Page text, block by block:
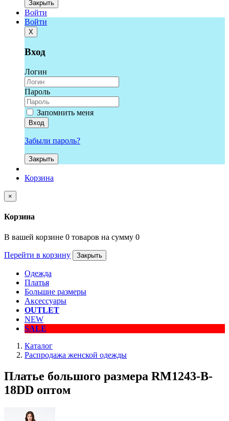
Закрыть
Войти
Войти
Х
Вход
Логин
Пароль
Запомнить меня
Вход
Забыли пароль?
Закрыть
Корзина
×
Корзина
В вашей корзине 0 товаров на сумму 0
Перейти в корзину Закрыть
Одежда
Платья
Большие размеры
Аксессуары
OUTLET
NEW
SALE
Каталог
Распродажа женской одежды
Платье большого размера RM1243-B-
18DD оптом